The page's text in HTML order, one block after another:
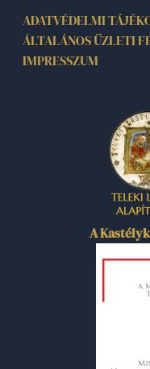
ADATVÉDELMI
ÁLTALÁNOS ÜZLETI
IMPRESSZUM
A